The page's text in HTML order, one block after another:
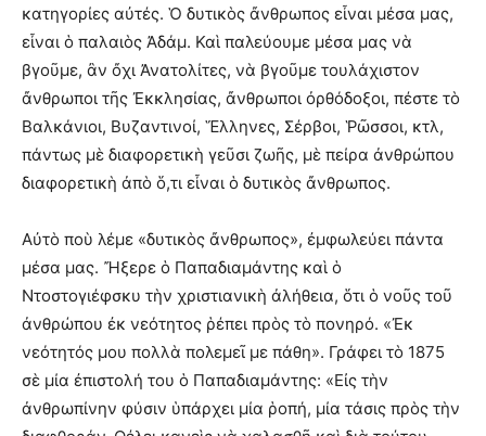
κατηγορίες αὐτές. Ὁ δυτικὸς ἄνθρωπος εἶναι μέσα μας,
εἶναι ὁ παλαιὸς Ἀδάμ. Καὶ παλεύουμε μέσα μας νὰ
βγοῦμε, ἂν ὄχι Ἀνατολίτες, νὰ βγοῦμε τουλάχιστον
ἄνθρωποι τῆς Ἐκκλησίας, ἄνθρωποι ὀρθόδοξοι, πέστε τὸ
Βαλκάνιοι, Βυζαντινοί, Ἕλληνες, Σέρβοι, Ῥῶσσοι, κτλ,
πάντως μὲ διαφορετικὴ γεῦσι ζωῆς, μὲ πείρα ἀνθρώπου
διαφορετικὴ ἀπὸ ὅ,τι εἶναι ὁ δυτικὸς ἄνθρωπος.
Αὐτὸ ποὺ λέμε «δυτικὸς ἄνθρωπος», ἐμφωλεύει πάντα
μέσα μας. Ἤξερε ὁ Παπαδιαμάντης καὶ ὁ
Ντοστογιέφσκυ τὴν χριστιανικὴ ἀλήθεια, ὅτι ὁ νοῦς τοῦ
ἀνθρώπου ἐκ νεότητος ῥέπει πρὸς τὸ πονηρό. «Ἐκ
νεότητός μου πολλὰ πολεμεῖ με πάθη». Γράφει τὸ 1875
σὲ μία ἐπιστολή του ὁ Παπαδιαμάντης: «Εἰς τὴν
ἀνθρωπίνην φύσιν ὑπάρχει μία ῥοπή, μία τάσις πρὸς τὴν